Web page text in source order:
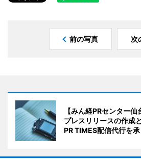
前の写真 次
【みん経PRセンター仙
プレスリリースの作成と
PR TIMES配信代行を